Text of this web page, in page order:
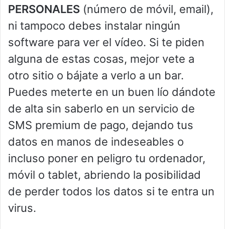
PERSONALES (número de móvil, email),
ni tampoco debes instalar ningún
software para ver el vídeo. Si te piden
alguna de estas cosas, mejor vete a
otro sitio o bájate a verlo a un bar.
Puedes meterte en un buen lío dándote
de alta sin saberlo en un servicio de
SMS premium de pago, dejando tus
datos en manos de indeseables o
incluso poner en peligro tu ordenador,
móvil o tablet, abriendo la posibilidad
de perder todos los datos si te entra un
virus.